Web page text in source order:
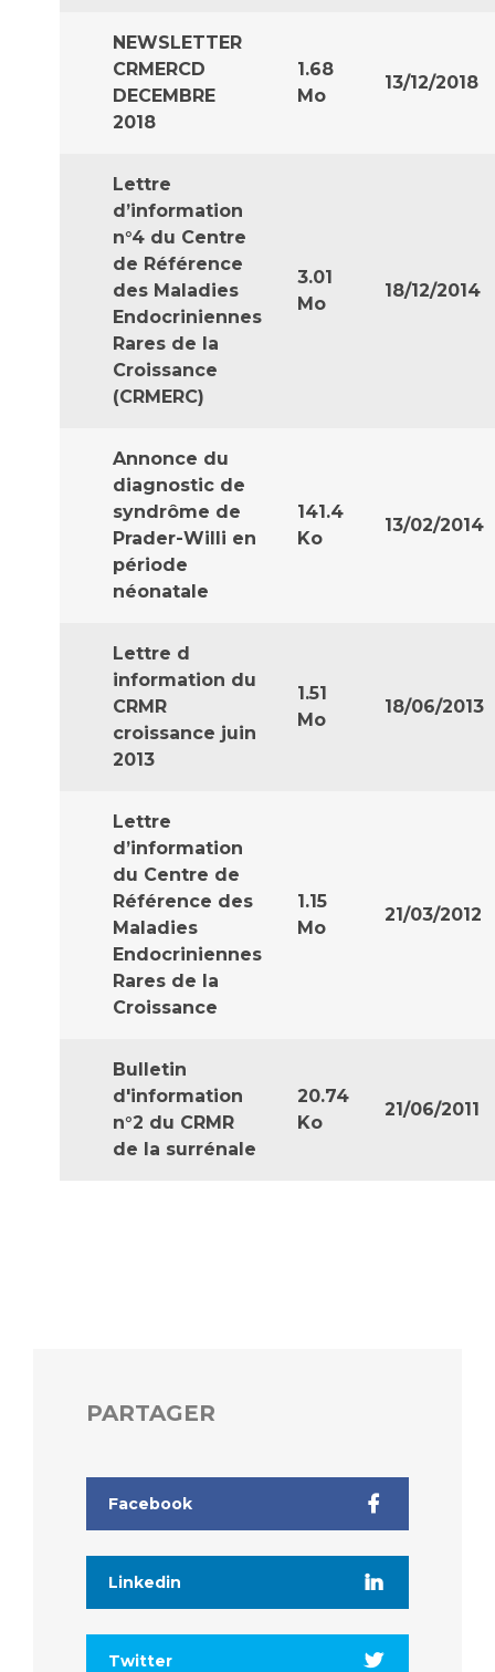
Transports sanitaires
Vos droits, vos devoirs
Pôle Médecine Physique et Réadaptation
Accueil sourds et malentendants
Charte Romain Jacob
Mouvement Parcours Handicap 13
Médecine nucléaire
Maladies rares
Maternité Hôpital Nord
Vos représentants
La Commission Des Usagers (CDU)
Les Comités Locaux des Usagers
Le projet des usagers
Qualité
Nos indicateurs qualité et de sécurité des soins
Écoles et Instituts de Formation
Plateforme des internes
Professionnels de santé
Adresser un patient
Réseaux de soins
Adresser un examen au Laboratoire de Biologie
Cancérologie
Les pôles d'activité médicale
Anatomie et Cytologie Pathologiques
Adresser un examen au Laboratoire d'Infectiologie
Centres de référence Maladies Rares
Presse / Multimédia
Communiqués de presse
Médiathèque
Fournisseurs
Rôles et missions
Liste des marchés conclus
NEWSLETTER
CRMERCD
DECEMBRE
2018
1.68
Mo
13/12/2018
Lettre
d’information
n°4 du Centre
de Référence
des Maladies
Endocriniennes
Rares de la
Croissance
(CRMERC)
3.01
Mo
18/12/2014
Annonce du
diagnostic de
syndrôme de
Prader-Willi en
période
néonatale
141.4
Ko
13/02/2014
Lettre d
information du
CRMR
croissance juin
2013
1.51
Mo
18/06/2013
Lettre
d’information
du Centre de
Référence des
Maladies
Endocriniennes
Rares de la
Croissance
1.15
Mo
21/03/2012
Bulletin
d'information
n°2 du CRMR
de la surrénale
20.74
Ko
21/06/2011
PARTAGER
Facebook
Linkedin
Twitter